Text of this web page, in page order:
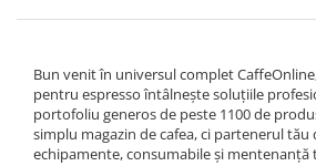
Bun venit în universul complet
pentru espresso întâlnește soluțiile
portofoliu generos de peste 1100 de
simplu magazin de cafea, ci partenerul
echipamente, consumabile și mentenanță